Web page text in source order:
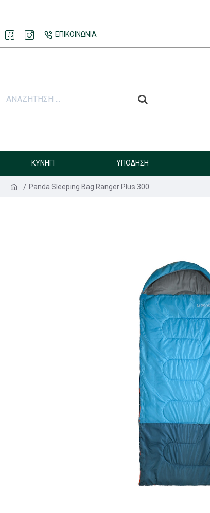
ΕΠΙΚΟΙΝΩΝΊΑ
ΚΥΝΉΓΙ ΥΠΌΔΗΣΗ
Panda Sleeping Bag Ranger Plus 300